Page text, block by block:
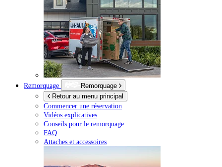
Remorquage
Remorquage
Retour au menu principal
Commencer une réservation
Vidéos explicatives
Conseils pour le remorquage
FAQ
Attaches et accessoires